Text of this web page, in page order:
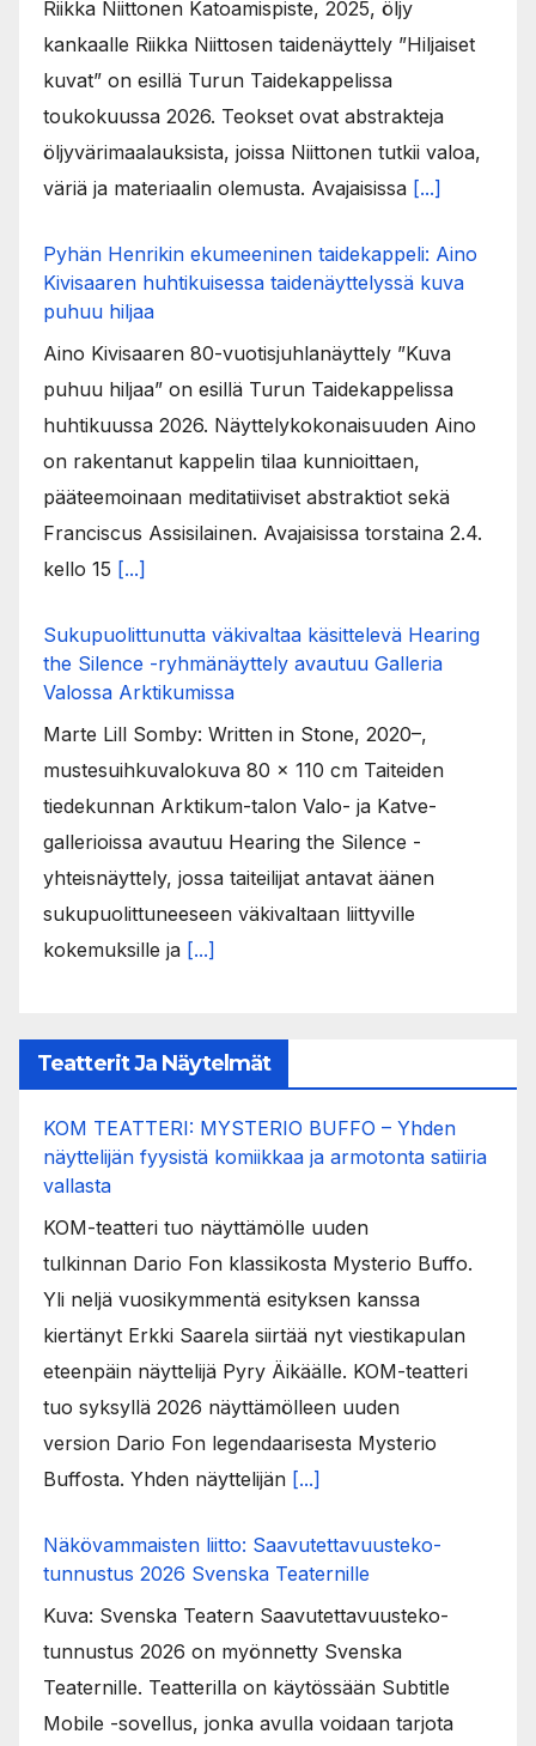
Riikka Niittonen Katoamispiste, 2025, öljy
kankaalle Riikka Niittosen taidenäyttely ”Hiljaiset
kuvat” on esillä Turun Taidekappelissa
toukokuussa 2026. Teokset ovat abstrakteja
öljyvärimaalauksista, joissa Niittonen tutkii valoa,
väriä ja materiaalin olemusta. Avajaisissa [...]
Pyhän Henrikin ekumeeninen taidekappeli: Aino
Kivisaaren huhtikuisessa taidenäyttelyssä kuva
puhuu hiljaa
Aino Kivisaaren 80-vuotisjuhlanäyttely ”Kuva
puhuu hiljaa” on esillä Turun Taidekappelissa
huhtikuussa 2026. Näyttelykokonaisuuden Aino
on rakentanut kappelin tilaa kunnioittaen,
pääteemoinaan meditatiiviset abstraktiot sekä
Franciscus Assisilainen. Avajaisissa torstaina 2.4.
kello 15 [...]
Sukupuolittunutta väkivaltaa käsittelevä Hearing
the Silence -ryhmänäyttely avautuu Galleria
Valossa Arktikumissa
Marte Lill Somby: Written in Stone, 2020–,
mustesuihkuvalokuva 80 x 110 cm Taiteiden
tiedekunnan Arktikum-talon Valo- ja Katve-
gallerioissa avautuu Hearing the Silence -
yhteisnäyttely, jossa taiteilijat antavat äänen
sukupuolittuneeseen väkivaltaan liittyville
kokemuksille ja [...]
Teatterit Ja Näytelmät
KOM TEATTERI: MYSTERIO BUFFO – Yhden
näyttelijän fyysistä komiikkaa ja armotonta satiiria
vallasta
KOM-teatteri tuo näyttämölle uuden
tulkinnan Dario Fon klassikosta Mysterio Buffo.
Yli neljä vuosikymmentä esityksen kanssa
kiertänyt Erkki Saarela siirtää nyt viestikapulan
eteenpäin näyttelijä Pyry Äikäälle. KOM-teatteri
tuo syksyllä 2026 näyttämölleen uuden
version Dario Fon legendaarisesta Mysterio
Buffosta. Yhden näyttelijän [...]
Näkövammaisten liitto: Saavutettavuusteko-
tunnustus 2026 Svenska Teaternille
Kuva: Svenska Teatern Saavutettavuusteko-
tunnustus 2026 on myönnetty Svenska
Teaternille. Teatterilla on käytössään Subtitle
Mobile -sovellus, jonka avulla voidaan tarjota